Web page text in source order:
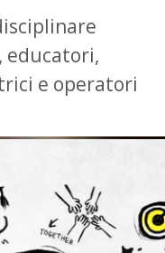
educatori,
e operatori